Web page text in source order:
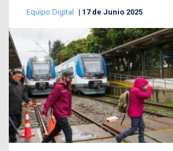
Equipo Digital 17 de Junio 2025